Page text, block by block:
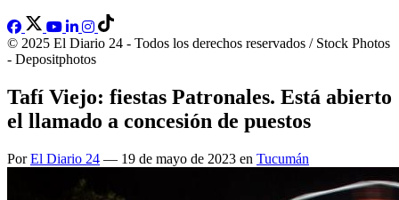
© 2025 El Diario 24 - Todos los derechos reservados / Stock Photos
- Depositphotos
Tafí Viejo: fiestas Patronales. Está abierto
el llamado a concesión de puestos
PorEl Diario 24 — 19 de mayo de 2023 en Tucumán